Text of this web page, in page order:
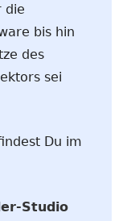
die
bis hin
des
sei
Du im
Studio